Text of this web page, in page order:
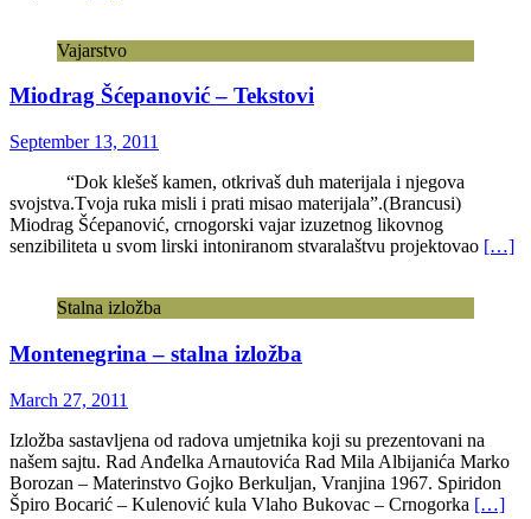
Vajarstvo
Miodrag Šćepanović – Tekstovi
September 13, 2011
“Dok klešeš kamen, otkrivaš duh materijala i njegova
svojstva.Tvoja ruka misli i prati misao materijala”.(Brancusi)
Miodrag Šćepanović, crnogorski vajar izuzetnog likovnog
senzibiliteta u svom lirski intoniranom stvaralaštvu projektovao […]
Stalna izložba
Montenegrina – stalna izložba
March 27, 2011
Izložba sastavljena od radova umjetnika koji su prezentovani na
našem sajtu. Rad Anđelka Arnautovića Rad Mila Albijanića Marko
Borozan – Materinstvo Gojko Berkuljan, Vranjina 1967. Spiridon
Špiro Bocarić – Kulenović kula Vlaho Bukovac – Crnogorka […]